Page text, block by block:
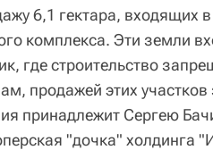
6,1 гектара, входящих
комплекса. Эти земли
где строительство
продажей этих
принадлежит Сергею
"дочка" холдинга